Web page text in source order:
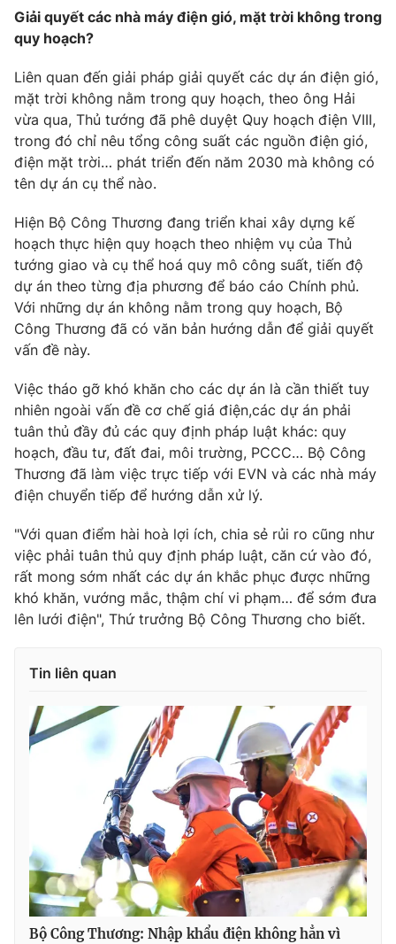
Giải quyết các nhà máy điện gió, mặt trời không trong
quy hoạch?
Liên quan đến giải pháp giải quyết các dự án điện gió,
mặt trời không nằm trong quy hoạch, theo ông Hải
vừa qua, Thủ tướng đã phê duyệt Quy hoạch điện VIII,
trong đó chỉ nêu tổng công suất các nguồn điện gió,
điện mặt trời… phát triển đến năm 2030 mà không có
tên dự án cụ thể nào.
Hiện Bộ Công Thương đang triển khai xây dựng kế
hoạch thực hiện quy hoạch theo nhiệm vụ của Thủ
tướng giao và cụ thể hoá quy mô công suất, tiến độ
dự án theo từng địa phương để báo cáo Chính phủ.
Với những dự án không nằm trong quy hoạch, Bộ
Công Thương đã có văn bản hướng dẫn để giải quyết
vấn đề này.
Việc tháo gỡ khó khăn cho các dự án là cần thiết tuy
nhiên ngoài vấn đề cơ chế giá điện,các dự án phải
tuân thủ đầy đủ các quy định pháp luật khác: quy
hoạch, đầu tư, đất đai, môi trường, PCCC… Bộ Công
Thương đã làm việc trực tiếp với EVN và các nhà máy
điện chuyển tiếp để hướng dẫn xử lý.
"Với quan điểm hài hoà lợi ích, chia sẻ rủi ro cũng như
việc phải tuân thủ quy định pháp luật, căn cứ vào đó,
rất mong sớm nhất các dự án khắc phục được những
khó khăn, vướng mắc, thậm chí vi phạm… để sớm đưa
lên lưới điện", Thứ trưởng Bộ Công Thương cho biết.
Tin liên quan
Bộ Công Thương: Nhập khẩu điện không hẳn vì